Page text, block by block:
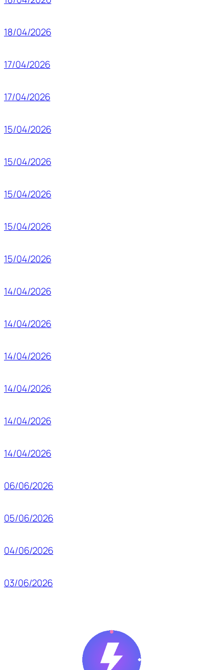
18/04/2026
17/04/2026
17/04/2026
15/04/2026
15/04/2026
15/04/2026
15/04/2026
15/04/2026
14/04/2026
14/04/2026
14/04/2026
14/04/2026
14/04/2026
14/04/2026
06/06/2026
05/06/2026
04/06/2026
03/06/2026